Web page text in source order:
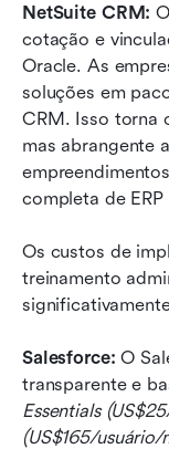
NetSuite CRM:
cotação e
Oracle. As
soluções em
CRM. Isso torna
mas abrangente
completa de
Os custos de
treinamento
Salesforce: O
Essentials
(US$165/usuário/